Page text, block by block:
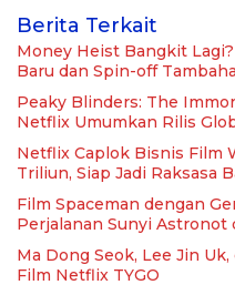
Berita Terkait
Money Heist Bangkit
Baru dan Spin-off
Peaky Blinders: The
Netflix Umumkan Rilis
Netflix Caplok Bisnis Film
Triliun, Siap Jadi Raksasa
Film Spaceman dengan
Perjalanan Sunyi Astronot
Ma Dong Seok, Lee Jin
Film Netflix TYGO